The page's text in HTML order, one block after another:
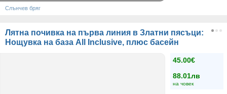
Слънчев бряг
Лятна почивка на първа линия в Златни пясъци:
Нощувка на база All Inclusive, плюс басейн
45.00€
88.01лв
на човек